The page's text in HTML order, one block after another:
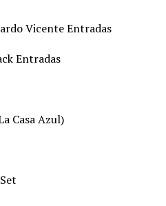
Vicente Entradas
Entradas
Casa Azul)